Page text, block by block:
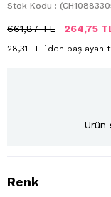
Stok Kodu
661,87 TL 264,75
28,31 TL `den başlayan
Ürün
Renk